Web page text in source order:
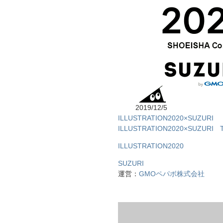
2019/12/5
ILLUSTRATION2020×SUZURI
ILLUSTRATION2020×SUZURI
ILLUSTRATION2020
SUZURI
運営： GMOペパボ株式会社